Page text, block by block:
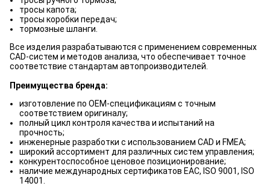
тросы капота;
тросы коробки передач;
тормозные шланги.
Все изделия разрабатываются с применением современных
CAD-систем и методов анализа, что обеспечивает точное
соответствие стандартам автопроизводителей.
Преимущества бренда:
изготовление по OEM-спецификациям с точным
соответствием оригиналу;
полный цикл контроля качества и испытаний на
прочность;
инженерные разработки с использованием CAD и FMEA;
широкий ассортимент для различных систем управления;
конкурентоспособное ценовое позиционирование;
наличие международных сертификатов EAC, ISO 9001, ISO
14001.